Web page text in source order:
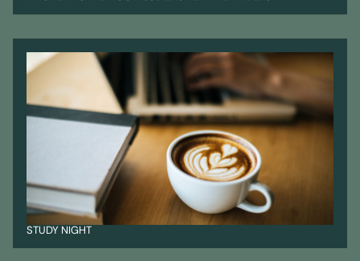
STUDY NIGHT